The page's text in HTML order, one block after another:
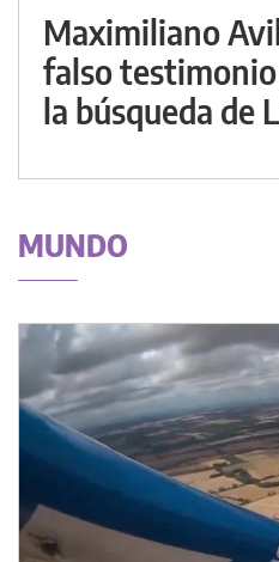
Maximiliano
falso
la búsqueda de
MUNDO